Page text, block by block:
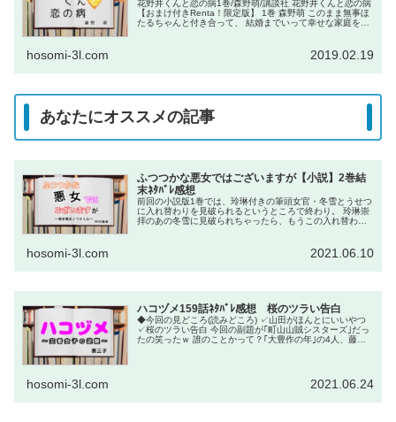
花野井くんと恋の病1巻/森野萌/講談社 花野井くんと恋の病
【おまけ付きRenta！限定版】 1巻 森野萌 このまま無事ほ
たるちゃんと付き合って、 結婚までいって幸せな家庭を築
hosomi-3l.com 2019.02.19
あなたにオススメの記事
ふつつかな悪女ではございますが【小説】2巻結
末ﾈﾀﾊﾞﾚ感想
前回の小説版1巻では、玲琳付きの筆頭女官・冬雪とうせつ
に入れ替わりを見破られるというところで終わり。 玲琳崇
拝のあの冬雪に見破られちゃったら、もうこの入れ替わり
hosomi-3l.com 2021.06.10
ハコヅメ159話ﾈﾀﾊﾞﾚ感想 桜のツラい告白
◆今回の見どころ(読みどころ) ✓山田がほんとにいいやつ
✓桜のツラい告白 今回の副題が｢町山山賊シスターズ｣だっ
たの笑ったｗ 誰のことかって？｢大豊作の年｣の4人、藤、
hosomi-3l.com 2021.06.24